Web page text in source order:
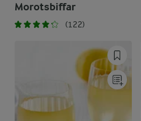
Morotsbiffar
(122)